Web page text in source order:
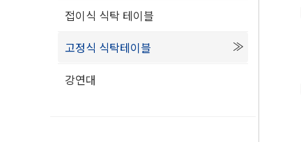
접이식 식탁 테이블
고정식 식탁테이블
강연대